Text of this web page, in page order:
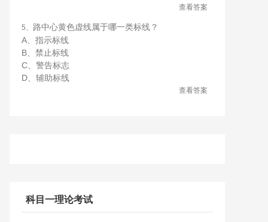
查看答案
5、 路中心黄色虚线属于哪一类标线？
A、指示标线
B、禁止标线
C、警告标志
D、辅助标线
查看答案
科目一理论考试